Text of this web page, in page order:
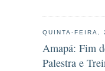
QUINTA-FEIRA,
Amapá: Fim
Palestra e